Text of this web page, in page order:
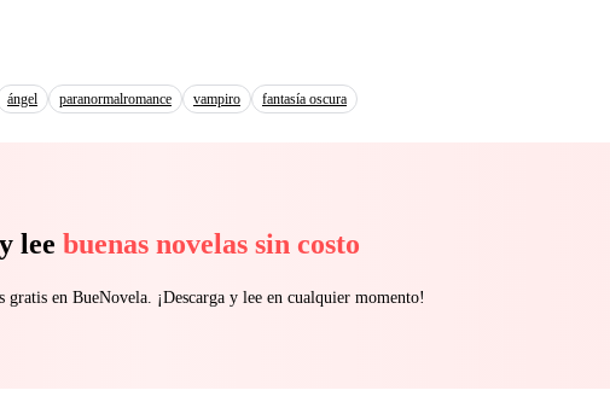
ángel paranormalromance vampiro fantasía oscura
lee buenas novelas sin costo
gratis en BueNovela. ¡Descarga y lee en cualquier momento!